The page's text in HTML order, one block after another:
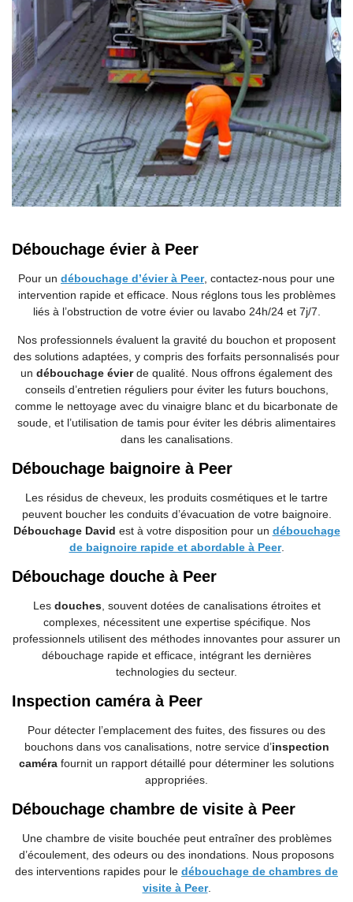
Débouchage évier à Peer
Pour un débouchage d’évier à Peer, contactez-nous pour une
intervention rapide et efficace. Nous réglons tous les problèmes
liés à l’obstruction de votre évier ou lavabo 24h/24 et 7j/7.
Nos professionnels évaluent la gravité du bouchon et proposent
des solutions adaptées, y compris des forfaits personnalisés pour
un débouchage évierde qualité. Nous offrons également des
conseils d’entretien réguliers pour éviter les futurs bouchons,
comme le nettoyage avec du vinaigre blanc et du bicarbonate de
soude, et l’utilisation de tamis pour éviter les débris alimentaires
dans les canalisations.
Débouchage baignoire à Peer
Les résidus de cheveux, les produits cosmétiques et le tartre
peuvent boucher les conduits d’évacuation de votre baignoire.
Débouchage David est à votre disposition pour un débouchage
de baignoire rapide et abordable à Peer.
Débouchage douche à Peer
Les douches, souvent dotées de canalisations étroites et
complexes, nécessitent une expertise spécifique. Nos
professionnels utilisent des méthodes innovantes pour assurer un
débouchage rapide et efficace, intégrant les dernières
technologies du secteur.
Inspection caméra à Peer
Pour détecter l’emplacement des fuites, des fissures ou des
bouchons dans vos canalisations, notre service d’inspection
caméra fournit un rapport détaillé pour déterminer les solutions
appropriées.
Débouchage chambre de visite à Peer
Une chambre de visite bouchée peut entraîner des problèmes
d’écoulement, des odeurs ou des inondations. Nous proposons
des interventions rapides pour le débouchage de chambres de
visite à Peer.